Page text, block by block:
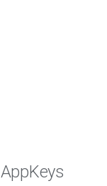
AppKeys